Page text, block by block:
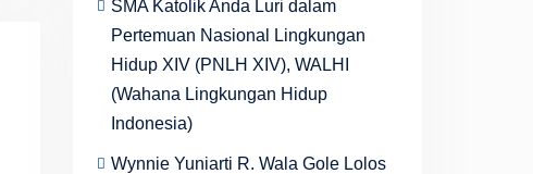
SMA Katolik Anda Luri dalam
Pertemuan Nasional Lingkungan
Hidup XIV (PNLH XIV), WALHI
(Wahana Lingkungan Hidup
Indonesia)
Wynnie Yuniarti R. Wala Gole Lolos